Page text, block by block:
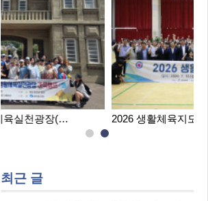
2026 생활체육지도자교육 및 실…
최근 글